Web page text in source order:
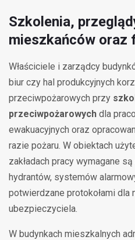
Szkolenia,
mieszkańców oraz
Właściciele i zarządcy
biur czy hal produkcyjnych
przeciwpożarowych przy
przeciwpożarowych dla
ewakuacyjnych oraz
razie pożaru. W obiektach
zakładach pracy wymagane
hydrantów, systemów
potwierdzane protokołami dla
ubezpieczyciela.
W budynkach mieszkalnych